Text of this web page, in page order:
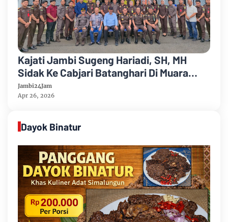
Kajati Jambi Sugeng Hariadi, SH, MH
Sidak Ke Cabjari Batanghari Di Muara
Tembesi Periksa Absensi Pegawai
Jambi24Jam
Apr 26, 2026
Dayok Binatur